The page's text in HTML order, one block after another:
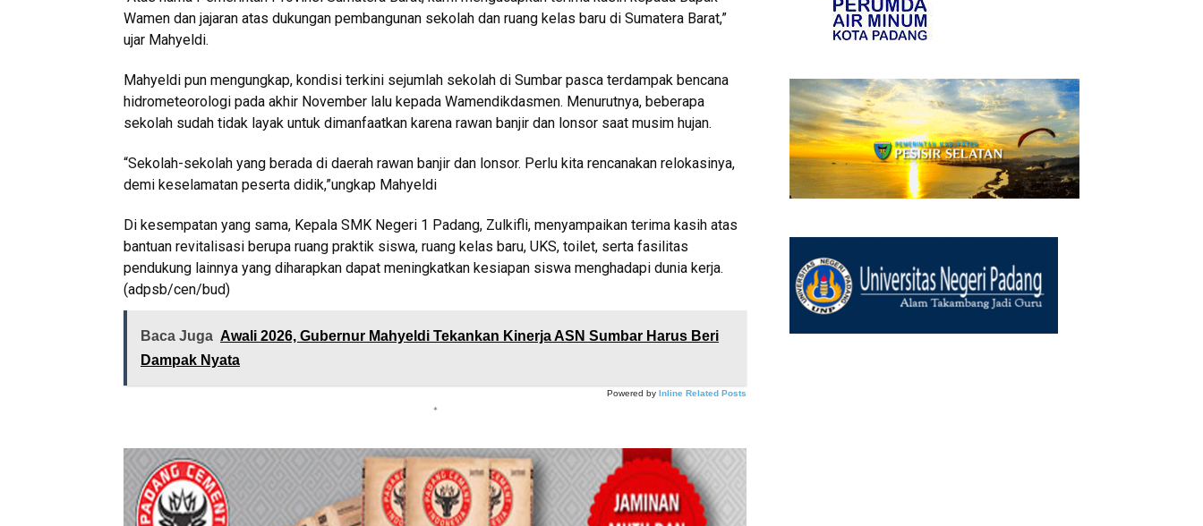
Wamen dan jajaran atas dukungan pembangunan sekolah dan ruang kelas baru di Sumatera Barat,”
ujar Mahyeldi.
Mahyeldi pun mengungkap, kondisi terkini sejumlah sekolah di Sumbar pasca terdampak bencana
hidrometeorologi pada akhir November lalu kepada Wamendikdasmen. Menurutnya, beberapa
sekolah sudah tidak layak untuk dimanfaatkan karena rawan banjir dan lonsor saat musim hujan.
“Sekolah-sekolah yang berada di daerah rawan banjir dan lonsor. Perlu kita rencanakan relokasinya,
demi keselamatan peserta didik,”ungkap Mahyeldi
Di kesempatan yang sama, Kepala SMK Negeri 1 Padang, Zulkifli, menyampaikan terima kasih atas
bantuan revitalisasi berupa ruang praktik siswa, ruang kelas baru, UKS, toilet, serta fasilitas
pendukung lainnya yang diharapkan dapat meningkatkan kesiapan siswa menghadapi dunia kerja.
(adpsb/cen/bud)
Baca Juga Awali 2026, Gubernur Mahyeldi Tekankan Kinerja ASN Sumbar Harus Beri
Dampak Nyata
Powered by Inline Related Posts
*